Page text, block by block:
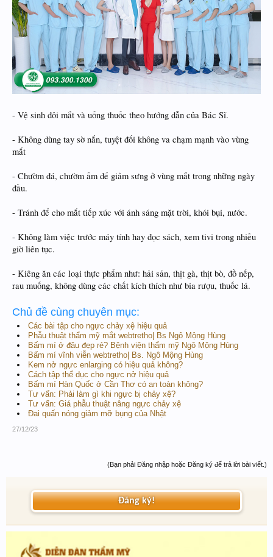
- Vệ sinh đôi mắt và uống thuốc theo hướng dẫn của Bác Sĩ.
- Không dùng tay sờ nắn, tuyệt đối không va chạm mạnh vào vùng
mắt
- Chườm đá, chườm ấm để giảm sưng ở vùng mắt trong những ngày
đầu.
- Tránh để cho mắt tiếp xúc với ánh sáng mặt trời, khói bụi, nước.
- Không làm việc trước máy tính hay đọc sách, xem tivi trong nhiều
giờ liên tục.
- Kiêng ăn các loại thực phẩm như: hải sản, thịt gà, thịt bò, đồ nếp,
rau muống, không dùng các chất kích thích như bia rượu, thuốc lá.
Chủ đề cùng chuyên mục:
Các bài tập cho ngực chảy xệ hiệu quả
Phẫu thuật thẩm mỹ mắt webtretho| Bs Ngô Mộng Hùng
Bấm mí ở đâu đẹp rẻ? Bệnh viện thẩm mỹ Ngô Mộng Hùng
Bấm mí vĩnh viễn webtretho| Bs. Ngô Mộng Hùng
Kem nở ngực enlarging có hiệu quả không?
Cách tập thể dục cho ngực nở hiệu quả
Bấm mí Hàn Quốc ở Cần Thơ có an toàn không?
Tư vấn: Phải làm gì khi ngực bị chảy xệ?
Tư vấn: Giá phẫu thuật nâng ngực chảy xệ
Đai quấn nóng giảm mỡ bụng của Nhật
27/12/23
(Bạn phải Đăng nhập hoặc Đăng ký để trả lời bài viết.)
Đăng ký!